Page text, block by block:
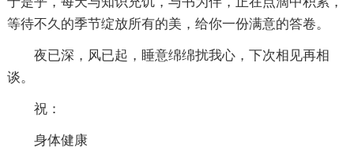
等待不久的季节绽放所有的美，给你一份满意的答卷。
夜已深，风已起，睡意绵绵扰我心，下次相见再相
谈。
祝：
身体健康